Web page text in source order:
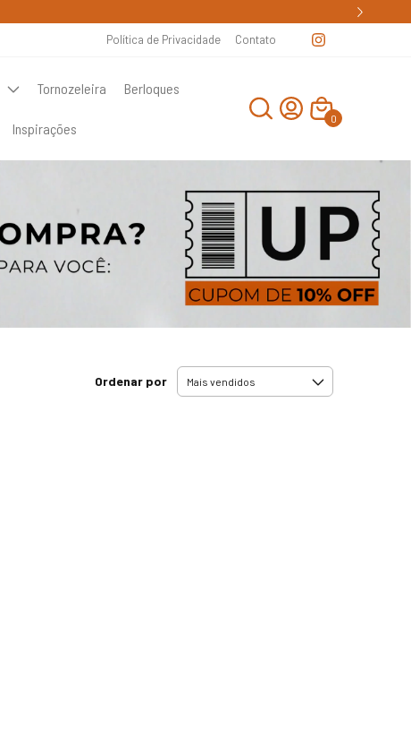
Política de Privacidade Contato
Tornozeleira Berloques
Inspirações
0
Ordenar por